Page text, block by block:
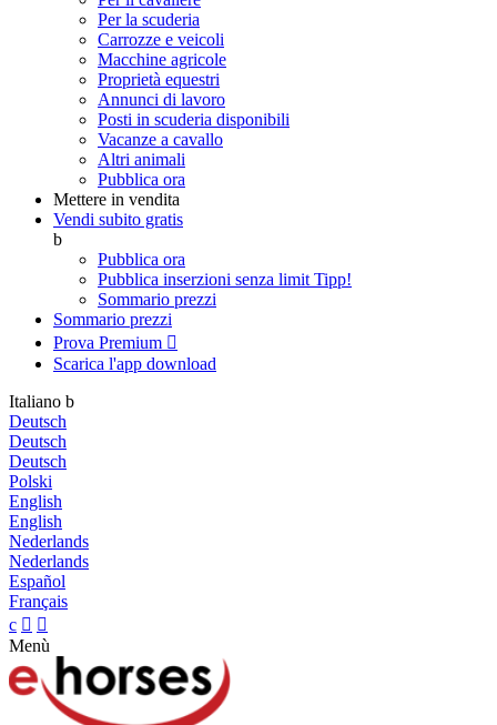
Per la scuderia
Carrozze e veicoli
Macchine agricole
Proprietà equestri
Annunci di lavoro
Posti in scuderia disponibili
Vacanze a cavallo
Altri animali
Pubblica ora
Mettere in vendita
Vendi subito gratis
b
Pubblica ora
Pubblica inserzioni senza limit Tipp!
Sommario prezzi
Sommario prezzi
Prova Premium 
Scarica l'app download
Italiano b
Deutsch
Deutsch
Deutsch
Polski
English
English
Nederlands
Nederlands
Español
Français
c  
Menù